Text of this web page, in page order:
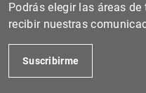
Podrás elegir las áreas
recibir nuestras
Suscribirme